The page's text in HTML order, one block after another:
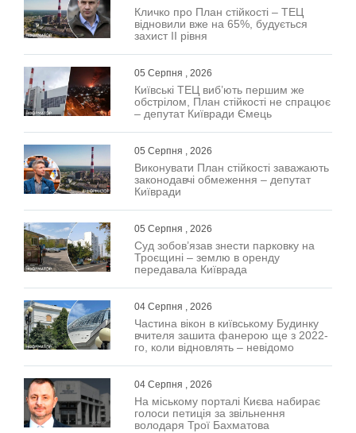
Кличко про План стійкості – ТЕЦ
відновили вже на 65%, будується
захист ІІ рівня
05 Серпня , 2026
Київські ТЕЦ виб’ють першим же
обстрілом, План стійкості не спрацює
– депутат Київради Ємець
05 Серпня , 2026
Виконувати План стійкості заважають
законодавчі обмеження – депутат
Київради
05 Серпня , 2026
Суд зобов’язав знести парковку на
Троєщині – землю в оренду
передавала Київрада
04 Серпня , 2026
Частина вікон в київському Будинку
вчителя зашита фанерою ще з 2022-
го, коли відновлять – невідомо
04 Серпня , 2026
На міському порталі Києва набирає
голоси петиція за звільнення
володаря Трої Бахматова